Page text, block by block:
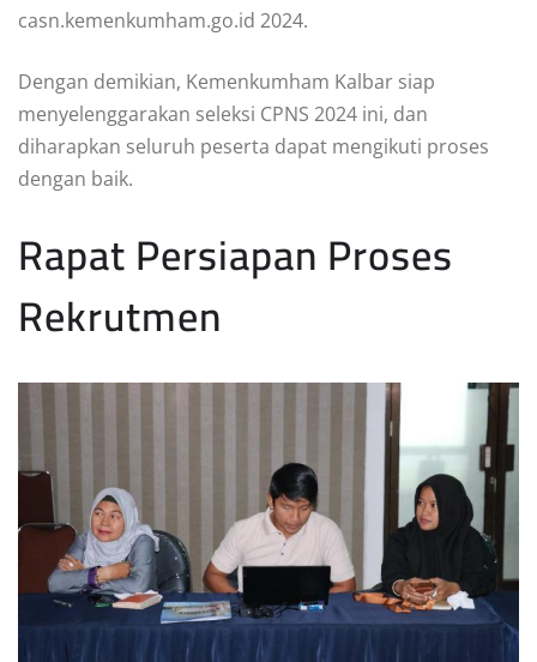
casn.kemenkumham.go.id 2024.
Dengan demikian, Kemenkumham Kalbar siap
menyelenggarakan seleksi CPNS 2024 ini, dan
diharapkan seluruh peserta dapat mengikuti proses
dengan baik.
Rapat Persiapan Proses
Rekrutmen